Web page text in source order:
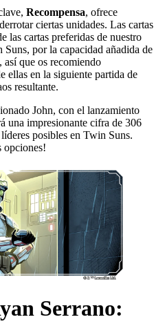
Recompensa, ofrece
ciertas unidades. Las cartas
las cartas preferidas de nuestro
por la capacidad añadida de
que os recomiendo
ellas en la siguiente partida de
resultante.
John, con el lanzamiento
una impresionante cifra de 306
posibles en Twin Suns.
opciones!
Serrano: